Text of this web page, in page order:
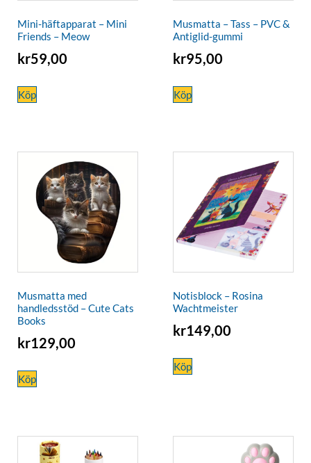
Mini-häftapparat – Mini
Friends – Meow
kr59,00
Köp
Musmatta – Tass – PVC &
Antiglid-gummi
kr95,00
Köp
Musmatta med
handledsstöd – Cute Cats
Books
kr129,00
Köp
Notisblock – Rosina
Wachtmeister
kr149,00
Köp